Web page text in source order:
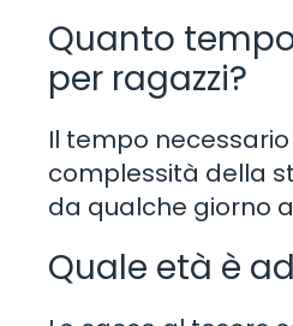
Quanto
per ragazzi?
Il tempo
complessità della
da qualche giorno
Quale età è